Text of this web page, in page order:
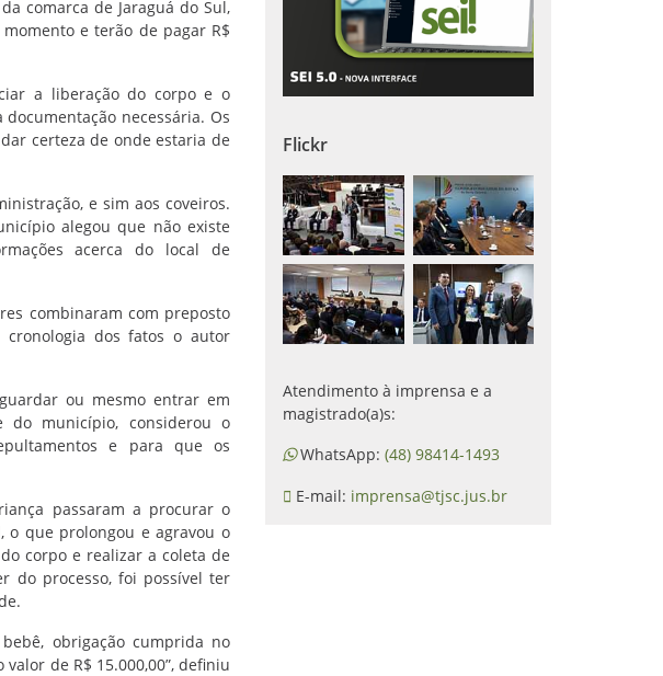
comarca de Jaraguá do Sul,
e terão de pagar R$
a liberação do corpo e o
necessária. Os
certeza de onde estaria de
e sim aos coveiros.
alegou que não existe
acerca do local de
combinaram com preposto
dos fatos o autor
ou mesmo entrar em
município, considerou o
e para que os
passaram a procurar o
o que prolongou e agravou o
corpo e realizar a coleta de
do processo, foi possível ter
obrigação cumprida no
de R$ 15.000,00”, definiu
Flickr
Atendimento à imprensa e a
magistrado(a)s:
WhatsApp: (48) 98414-1493
E-mail: imprensa@tjsc.jus.br